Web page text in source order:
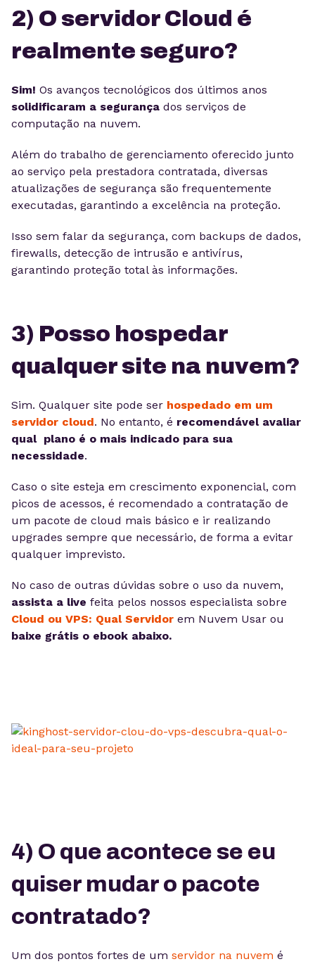
2) O servidor Cloud é
realmente seguro?
Sim! Os avanços tecnológicos dos últimos anos
solidificaram a segurança dos serviços de
computação na nuvem.
Além do trabalho de gerenciamento oferecido junto
ao serviço pela prestadora contratada, diversas
atualizações de segurança são frequentemente
executadas, garantindo a excelência na proteção.
Isso sem falar da segurança, com backups de dados,
firewalls, detecção de intrusão e antivírus,
garantindo proteção total às informações.
3) Posso hospedar
qualquer site na nuvem?
Sim. Qualquer site pode ser hospedado em um
servidor cloud. No entanto, é recomendável avaliar
qual plano é o mais indicado para sua
necessidade.
Caso o site esteja em crescimento exponencial, com
picos de acessos, é recomendado a contratação de
um pacote de cloud mais básico e ir realizando
upgrades sempre que necessário, de forma a evitar
qualquer imprevisto.
No caso de outras dúvidas sobre o uso da nuvem,
assista a live feita pelos nossos especialista sobre
Cloud ou VPS: Qual Servidor em Nuvem Usar ou
baixe grátis o ebook abaixo.
4) O que acontece se eu
quiser mudar o pacote
contratado?
Um dos pontos fortes de um servidor na nuvem é